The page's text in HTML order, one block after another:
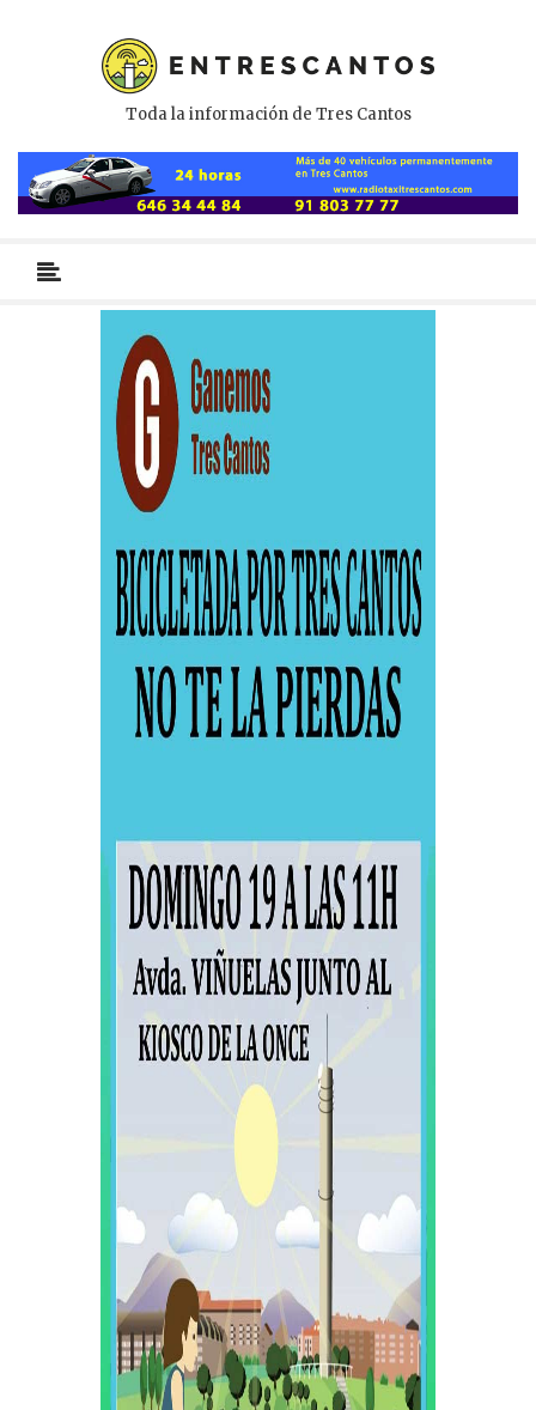
Toda la información de Tres Cantos
primario